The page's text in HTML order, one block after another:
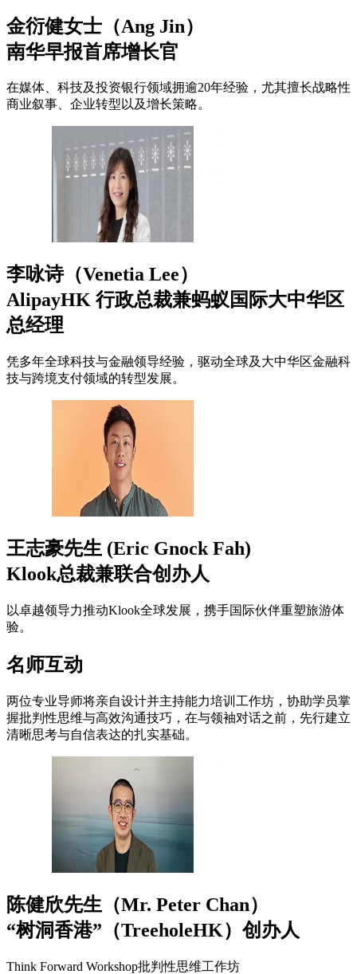
金衍健女士（Ang Jin）
南华早报首席增长官
在媒体、科技及投资银行领域拥逾20年经验，尤其擅长战略性
商业叙事、企业转型以及增长策略。
李咏诗（Venetia Lee）
AlipayHK 行政总裁兼蚂蚁国际大中华区
总经理
凭多年全球科技与金融领导经验，驱动全球及大中华区金融科
技与跨境支付领域的转型发展。
王志豪先生 (Eric Gnock Fah)
Klook总裁兼联合创办人
以卓越领导力推动Klook全球发展，携手国际伙伴重塑旅游体
验。
名师互动
两位专业导师将亲自设计并主持能力培训工作坊，协助学员掌
握批判性思维与高效沟通技巧，在与领袖对话之前，先行建立
清晰思考与自信表达的扎实基础。
陈健欣先生（Mr. Peter Chan）
“树洞香港”（TreeholeHK）创办人
Think Forward Workshop批判性思维工作坊